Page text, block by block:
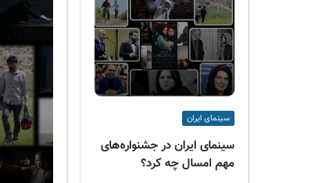
سینمای ایران
سینمای ایران در جشنواره‌های
مهم امسال چه کرد؟